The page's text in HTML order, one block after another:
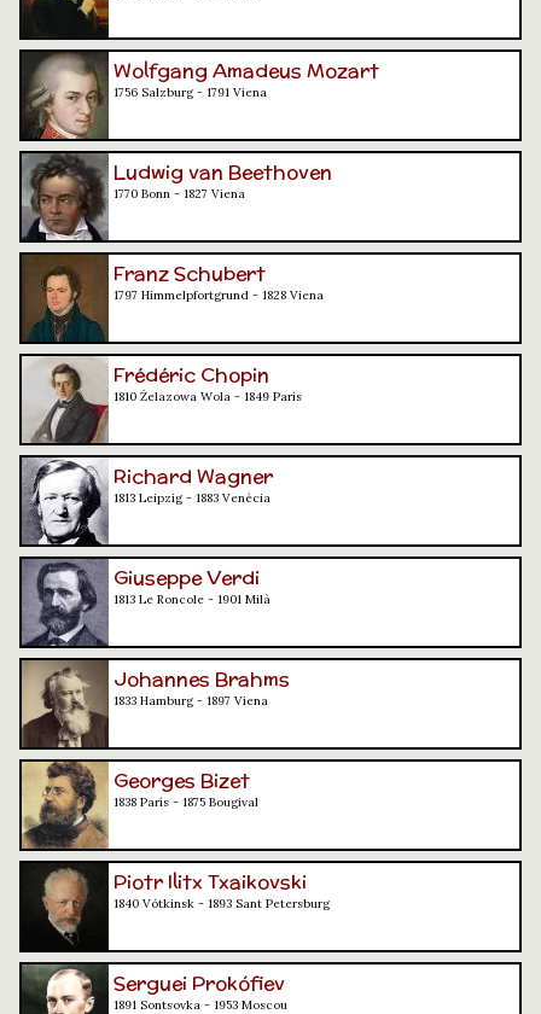
Wolfgang Amadeus Mozart
1756 Salzburg - 1791 Viena
Ludwig van Beethoven
1770 Bonn - 1827 Viena
Franz Schubert
1797 Himmelpfortgrund - 1828 Viena
Frédéric Chopin
1810 Żelazowa Wola - 1849 París
Richard Wagner
1813 Leipzig - 1883 Venècia
Giuseppe Verdi
1813 Le Roncole - 1901 Milà
Johannes Brahms
1833 Hamburg - 1897 Viena
Georges Bizet
1838 París - 1875 Bougival
Piotr Ilitx Txaikovski
1840 Vótkinsk - 1893 Sant Petersburg
Serguei Prokófiev
1891 Sontsovka - 1953 Moscou